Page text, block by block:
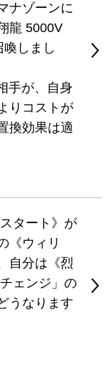
ナゾーンに
龍 5000V
しまし
手が、自身
りコストが
換効果は適
タート》が
《ウィリ
自分は《烈
ェンジ」の
うなります